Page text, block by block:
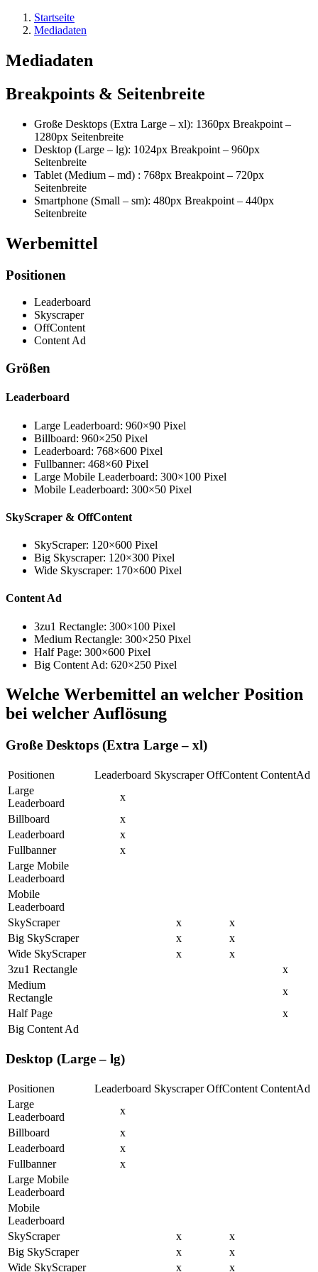
Startseite
Mediadaten
Mediadaten
Breakpoints & Seitenbreite
Große Desktops (Extra Large – xl): 1360px Breakpoint –
1280px Seitenbreite
Desktop (Large – lg): 1024px Breakpoint – 960px
Seitenbreite
Tablet (Medium – md) : 768px Breakpoint – 720px
Seitenbreite
Smartphone (Small – sm): 480px Breakpoint – 440px
Seitenbreite
Werbemittel
Positionen
Leaderboard
Skyscraper
OffContent
Content Ad
Größen
Leaderboard
Large Leaderboard: 960×90 Pixel
Billboard: 960×250 Pixel
Leaderboard: 768×600 Pixel
Fullbanner: 468×60 Pixel
Large Mobile Leaderboard: 300×100 Pixel
Mobile Leaderboard: 300×50 Pixel
SkyScraper & OffContent
SkyScraper: 120×600 Pixel
Big Skyscraper: 120×300 Pixel
Wide Skyscraper: 170×600 Pixel
Content Ad
3zu1 Rectangle: 300×100 Pixel
Medium Rectangle: 300×250 Pixel
Half Page: 300×600 Pixel
Big Content Ad: 620×250 Pixel
Welche Werbemittel an welcher Position
bei welcher Auflösung
Große Desktops (Extra Large – xl)
Positionen Leaderboard Skyscraper OffContent ContentAd
Large
Leaderboard
x
Billboard
x
Leaderboard
x
Fullbanner
x
Large Mobile
Leaderboard
Mobile
Leaderboard
SkyScraper
x
x
Big SkyScraper
x
x
Wide SkyScraper
x
x
3zu1 Rectangle
x
Medium
Rectangle
x
Half Page
x
Big Content Ad
Desktop (Large – lg)
Positionen Leaderboard Skyscraper OffContent ContentAd
Large
Leaderboard
x
Billboard
x
Leaderboard
x
Fullbanner
x
Large Mobile
Leaderboard
Mobile
Leaderboard
SkyScraper
x
x
Big SkyScraper
x
x
Wide SkyScraper
x x